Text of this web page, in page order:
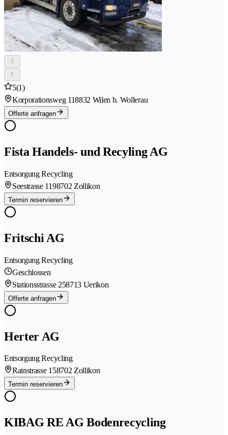
5(1)
Korporationsweg 118832 Wilen b. Wollerau
Offerte anfragen
Fista Handels- und Recyling AG
Entsorgung Recycling
Seestrasse 1198702 Zollikon
Termin reservieren
Fritschi AG
Entsorgung Recycling
Geschlossen
Stationsstrasse 258713 Uerikon
Offerte anfragen
Herter AG
Entsorgung Recycling
Rainstrasse 158702 Zollikon
Termin reservieren
KIBAG RE AG Bodenrecycling